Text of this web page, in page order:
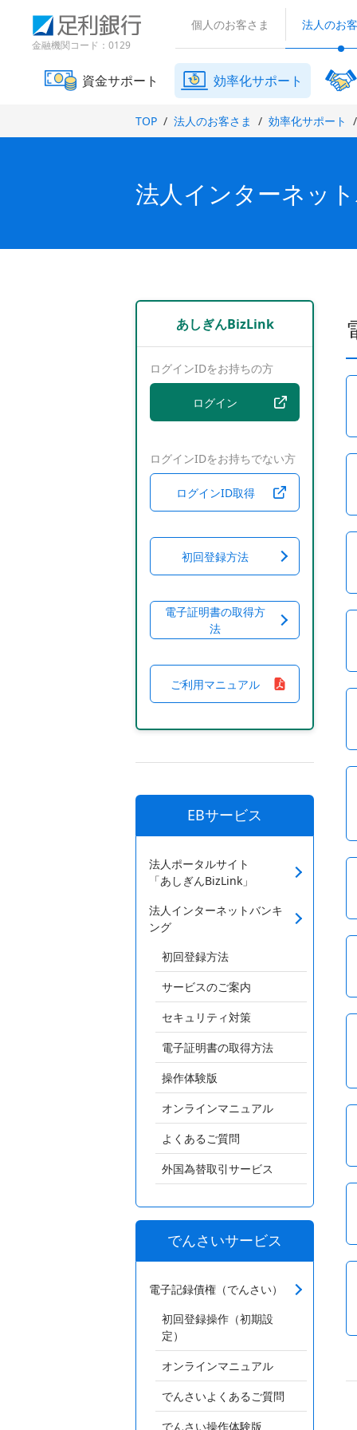
金融機関コード：0129
個人のお客さま 法人のお
資金サポート 効率化サポート
き
TOP 法人のお客さま 効率化サポート
法人インターネッ
あしぎんBizLink
ログインIDをお持ちの方
ログイン
ログインIDをお持ちでない方
ログインID取得
初回登録方法
電子証明書の取得方
法
ご利用マニュアル
EBサービス
法人ポータルサイト
「あしぎんBizLink」
法人インターネットバンキ
ング
初回登録方法
サービスのご案内
セキュリティ対策
電子証明書の取得方法
操作体験版
オンラインマニュアル
よくあるご質問
外国為替取引サービス
でんさいサービス
電子記録債権（でんさい）
初回登録操作（初期設
定）
オンラインマニュアル
でんさいよくあるご質問
でんさい操作体験版
開
開